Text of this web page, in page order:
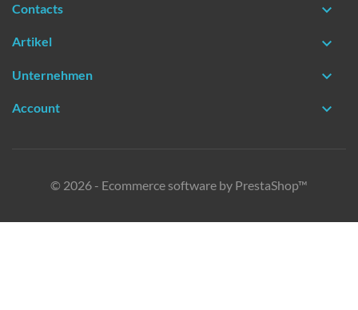
Contacts 
Artikel 
Unternehmen 
Account 
© 2026 - Ecommerce software by PrestaShop™